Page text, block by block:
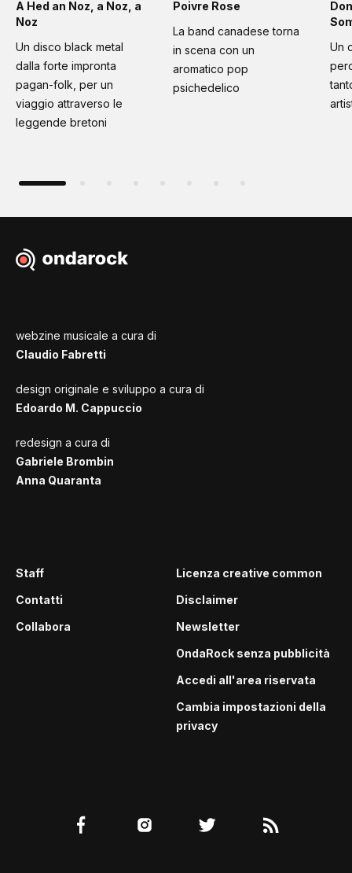
A Hed an Noz, a Noz, a
Noz
Un disco black metal
dalla forte impronta
pagan-folk, per un
viaggio attraverso le
leggende bretoni
Poivre Rose
La band canadese torna
in scena con un
aromatico pop
psichedelico
Un
webzine musicale a cura di
Claudio Fabretti
design originale e sviluppo a cura di
Edoardo M. Cappuccio
redesign a cura di
Gabriele Brombin
Anna Quaranta
Staff
Contatti
Collabora
Licenza creative common
Disclaimer
Newsletter
OndaRock senza pubblicità
Accedi all'area riservata
Cambia impostazioni della
privacy